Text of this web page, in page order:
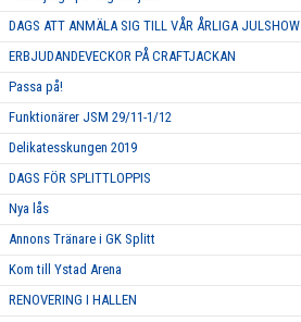
DAGS ATT ANMÄLA SIG TILL VÅR ÅRLIGA JULSHOW
ERBJUDANDEVECKOR PÅ CRAFTJACKAN
Passa på!
Funktionärer JSM 29/11-1/12
Delikatesskungen 2019
DAGS FÖR SPLITTLOPPIS
Nya lås
Annons Tränare i GK Splitt
Kom till Ystad Arena
RENOVERING I HALLEN